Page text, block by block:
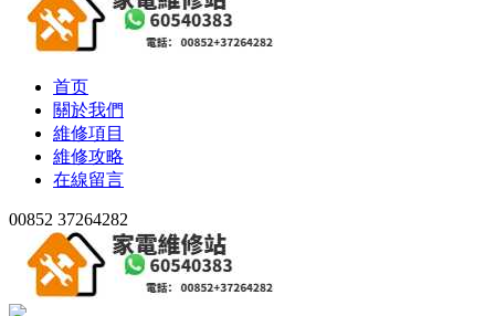
首页
關於我們
維修項目
維修攻略
在線留言
00852 37264282